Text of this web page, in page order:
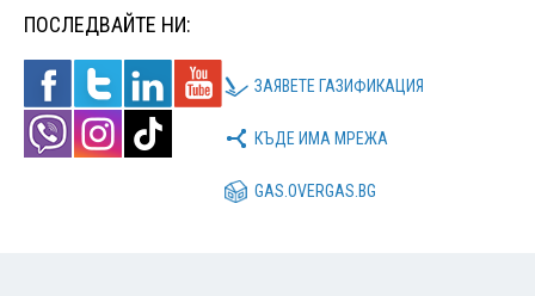
ПОСЛЕДВАЙТЕ НИ:
ЗАЯВЕТЕ ГАЗИФИКАЦИЯ
КЪДЕ ИМА МРЕЖА
GAS.OVERGAS.BG